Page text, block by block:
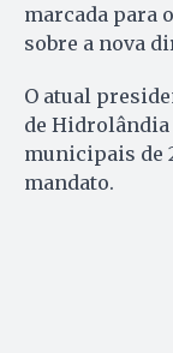
marcada para
sobre a nova
O atual
de Hidrolândia
municipais de
mandato.